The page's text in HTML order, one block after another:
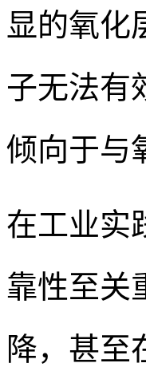
显的氧化
子无法有
倾向于与
在工业实
靠性至关
降，甚至